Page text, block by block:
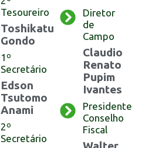
Tesoureiro
Toshikatu
Gondo
1º
Secretário
Edson
Tsutomo
Anami
2º
Secretário
Diretor
de
Campo
Claudio
Renato
Pupim
Ivantes
Presidente
Conselho
Fiscal